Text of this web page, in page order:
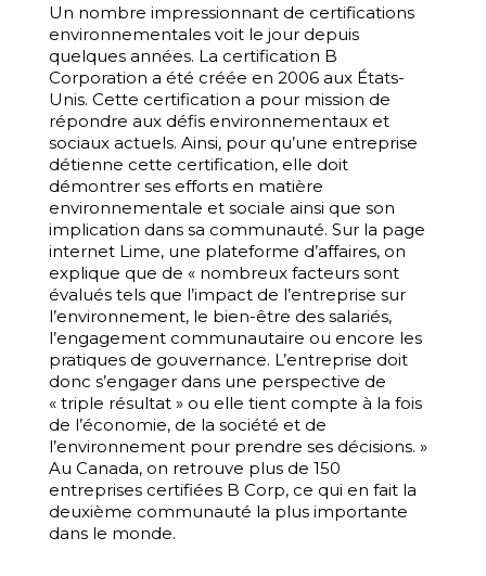
Un nombre impressionnant de certifications
environnementales voit le jour depuis
quelques années. La certification B
Corporation a été créée en 2006 aux États-
Unis. Cette certification a pour mission de
répondre aux défis environnementaux et
sociaux actuels. Ainsi, pour qu’une entreprise
détienne cette certification, elle doit
démontrer ses efforts en matière
environnementale et sociale ainsi que son
implication dans sa communauté. Sur la page
internet Lime, une plateforme d’affaires, on
explique que de « nombreux facteurs sont
évalués tels que l’impact de l’entreprise sur
l’environnement, le bien-être des salariés,
l’engagement communautaire ou encore les
pratiques de gouvernance. L’entreprise doit
donc s’engager dans une perspective de
« triple résultat » ou elle tient compte à la fois
de l’économie, de la société et de
l’environnement pour prendre ses décisions. »
Au Canada, on retrouve plus de 150
entreprises certifiées B Corp, ce qui en fait la
deuxième communauté la plus importante
dans le monde.